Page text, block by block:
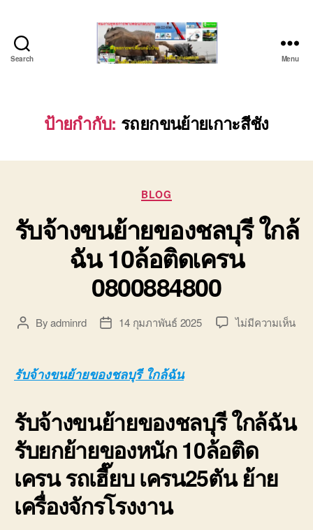
Search
เครื่องจักร
ระยอง
(บริษัท
พาณิชย์
บริการ
รถยก
รถ
รับจ้าง
ใน
เขต
บ่อ
วิน
Menu
ป้ายกำกับ: รถยกขนย้ายเกาะสีชัง
Categories
BLOG
รับจ้างขนย้ายของชลบุรี ใกล้
ฉัน 10ล้อติดเครน
0800884800
PostByadminrd
Post14 กุมภาพันธ์ 2025 ไม่มีความเห็นบน
ใกล้
ฉัน
รับจ้างขนย้ายของชลบุรี ใกล้ฉัน
รับจ้างขนย้ายของชลบุรี ใกล้ฉัน
รับยกย้ายของหนัก 10ล้อติด
เครน รถเฮี๊ยบ เครน25ตัน ย้าย
เครื่องจักรโรงงาน